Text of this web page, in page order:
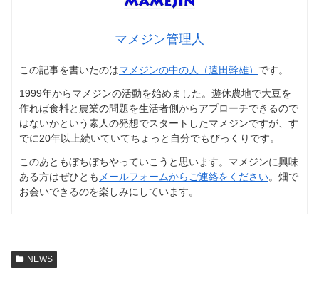
マメジン管理人
この記事を書いたのはマメジンの中の人（遠田幹雄） です。
1999年からマメジンの活動を始めました。遊休農地で大豆を
作れば食料と農業の問題を生活者側からアプローチできるので
はないかという素人の発想でスタートしたマメジンですが、す
でに20年以上続いていてちょっと自分でもびっくりです。
このあともぼちぼちやっていこうと思います。マメジンに興味
ある方はぜひとも メールフォームからご連絡をください。畑で
お会いできるのを楽しみにしています。
NEWS